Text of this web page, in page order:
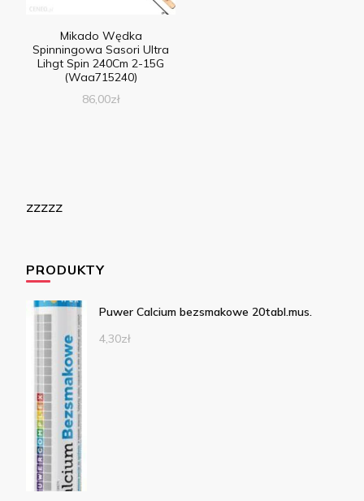
Mikado Wędka
Spinningowa Sasori Ultra
Lihgt Spin 240Cm 2-15G
(Waa715240)
86,00zł
zzzzz
PRODUKTY
Puwer Calcium bezsmakowe 20tabl.mus.
4,30zł